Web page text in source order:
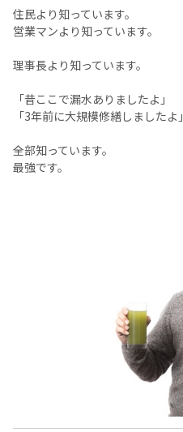
住民より知っています。
営業マンより知っています。
理事長より知っています。
「昔ここで漏水ありましたよ」
「3年前に大規模修繕しましたよ」
全部知っています。
最強です。